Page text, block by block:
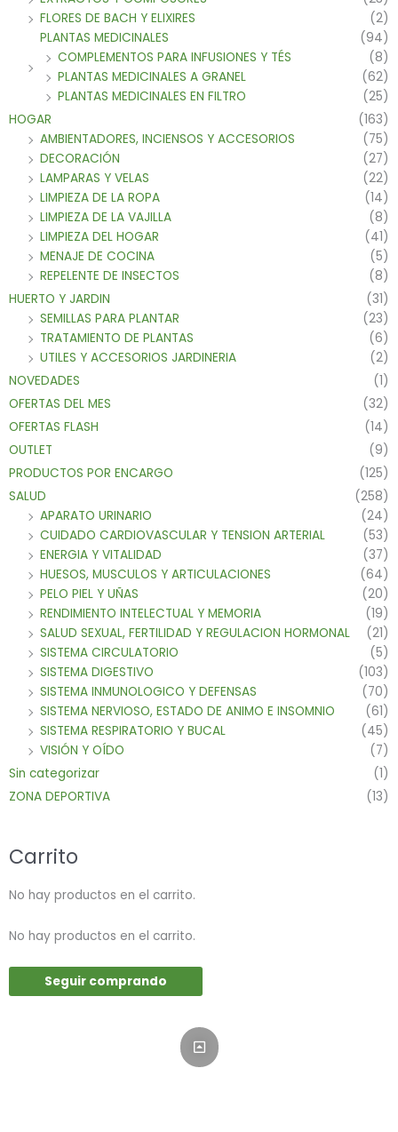
FLORES DE BACH Y ELIXIRES
(2)
PLANTAS MEDICINALES
(94)
COMPLEMENTOS PARA INFUSIONES Y TÉS
(8)
PLANTAS MEDICINALES A GRANEL
(62)
PLANTAS MEDICINALES EN FILTRO
(25)
HOGAR
(163)
AMBIENTADORES, INCIENSOS Y ACCESORIOS
(75)
DECORACIÓN
(27)
LAMPARAS Y VELAS
(22)
LIMPIEZA DE LA ROPA
(14)
LIMPIEZA DE LA VAJILLA
(8)
LIMPIEZA DEL HOGAR
(41)
MENAJE DE COCINA
(5)
REPELENTE DE INSECTOS
(8)
HUERTO Y JARDIN
(31)
SEMILLAS PARA PLANTAR
(23)
TRATAMIENTO DE PLANTAS
(6)
UTILES Y ACCESORIOS JARDINERIA
(2)
NOVEDADES
(1)
OFERTAS DEL MES
(32)
OFERTAS FLASH
(14)
OUTLET
(9)
PRODUCTOS POR ENCARGO
(125)
SALUD
(258)
APARATO URINARIO
(24)
CUIDADO CARDIOVASCULAR Y TENSION ARTERIAL
(53)
ENERGIA Y VITALIDAD
(37)
HUESOS, MUSCULOS Y ARTICULACIONES
(64)
PELO PIEL Y UÑAS
(20)
RENDIMIENTO INTELECTUAL Y MEMORIA
(19)
SALUD SEXUAL, FERTILIDAD Y REGULACION HORMONAL
(21)
SISTEMA CIRCULATORIO
(5)
SISTEMA DIGESTIVO
(103)
SISTEMA INMUNOLOGICO Y DEFENSAS
(70)
SISTEMA NERVIOSO, ESTADO DE ANIMO E INSOMNIO
(61)
SISTEMA RESPIRATORIO Y BUCAL
(45)
VISIÓN Y OÍDO
(7)
Sin categorizar
(1)
ZONA DEPORTIVA
(13)
Carrito
No hay productos en el carrito.
No hay productos en el carrito.
Seguir comprando